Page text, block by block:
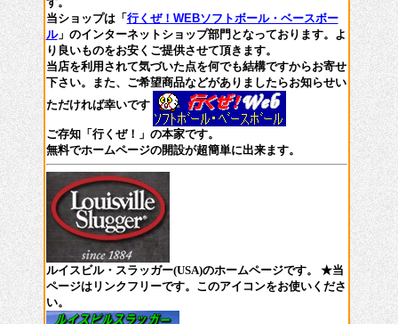
当ショップは「行くぜ！WEBソフトボール・ベースボー
ル」のインターネットショップ部門となっております。よ
り良いものをお安くご提供させて頂きます。
当店を利用されて気づいた点を何でも結構ですからお寄せ
下さい。また、ご希望商品などがありましたらお知らせい
ただければ幸いです
ご存知「行くぜ！」の本家です。
無料でホームページの開設が超簡単に出来ます。
ルイスビル・スラッガー(USA)のホームページです。 ★当
ページはリンクフリーです。このアイコンをお使いくださ
い。